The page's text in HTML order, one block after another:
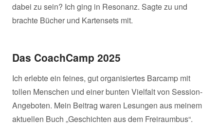
dabei zu sein? Ich ging in Resonanz. Sagte zu und
brachte Bücher und Kartensets mit.
Das CoachCamp 2025
Ich erlebte ein feines, gut organisiertes Barcamp mit
tollen Menschen und einer bunten Vielfalt von Session-
Angeboten. Mein Beitrag waren Lesungen aus meinem
aktuellen Buch „Geschichten aus dem Freiraumbus“.